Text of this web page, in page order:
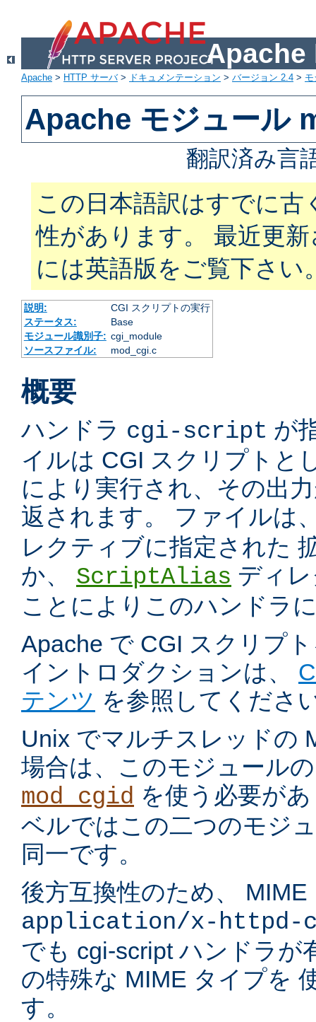
Apache
Apache > HTTP サーバ> ドキュメンテーション > バージョン 2.4 >
Apache モジュール
翻訳済み言
この日本語訳はすでに古
性があります。 最近更
には英語版をご覧下さい
説明:
CGI スクリプトの実行
ステータス:
Base
モジュール識別子: cgi_module
ソースファイル:
mod_cgi.c
概要
ハンドラ cgi-script が
イルは CGI スクリプトと
により実行され、その出
返されます。 ファイルは
レクティブに指定された
か、 ScriptAlias ディ
ことによりこのハンドラ
Apache で CGI スクリプ
イントロダクションは、
テンツ を参照してくださ
Unix でマルチスレッドの
場合は、このモジュール
mod_cgid を使う必要が
ベルではこの二つのモジ
同一です。
後方互換性のため、
application/x-httpd-
でも cgi-script ハンドラが
の特殊な MIME タイプを
す。